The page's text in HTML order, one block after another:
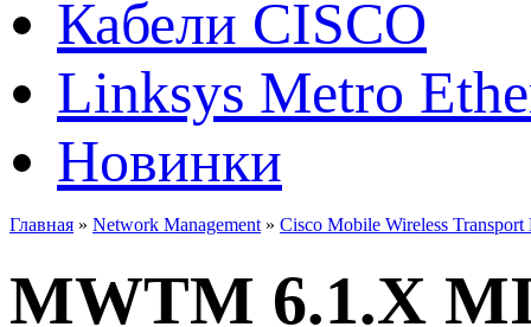
Кабели CISCO
Linksys Metro
Новинки
Главная » Network Management » Cisco Mobile Wireless Transport
MWTM 6.1.X